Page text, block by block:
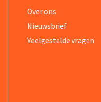
Over ons
Nieuwsbrief
Veelgestelde vragen